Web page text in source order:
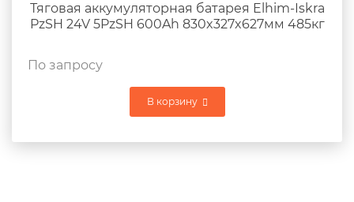
Тяговая аккумуляторная батарея Elhim-Iskra
PzSH 24V 5PzSH 600Ah 830x327x627мм 485кг
По запросу
В корзину